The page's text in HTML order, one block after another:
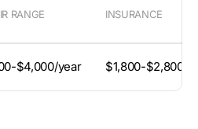
RANGE INSURANCE
$4,000/year $1,800-$2,800/